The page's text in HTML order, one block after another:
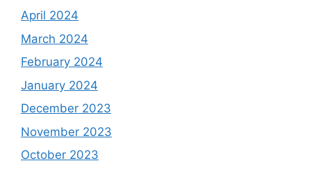
April 2024
March 2024
February 2024
January 2024
December 2023
November 2023
October 2023